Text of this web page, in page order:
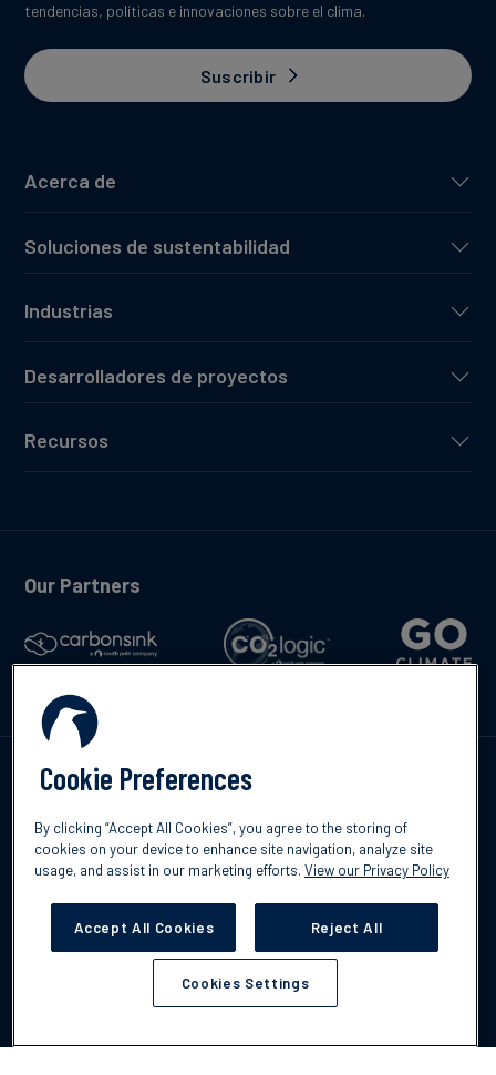
Acerca de
Soluciones de sustentabilidad
Industrias
Desarrolladores de proyectos
Recursos
tendencias, políticas e innovaciones sobre el clima.
Suscribir
Our Partners
©2026 South Pole Política de protección de datos
Descargo de
responsabilidad
Cookies Settings
Contáctenos
Cookie Preferences
By clicking “Accept All Cookies”, you agree to the storing of
cookies on your device to enhance site navigation, analyze site
usage, and assist in our marketing efforts. View our Privacy Policy
Accept All Cookies Reject All
Cookies Settings